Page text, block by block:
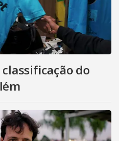
do